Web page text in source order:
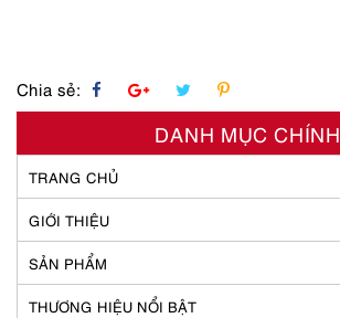
Chia sẻ:
DANH MỤC CHÍNH
TRANG CHỦ
GIỚI THIỆU
SẢN PHẨM
THƯƠNG HIỆU NỔI BẬT